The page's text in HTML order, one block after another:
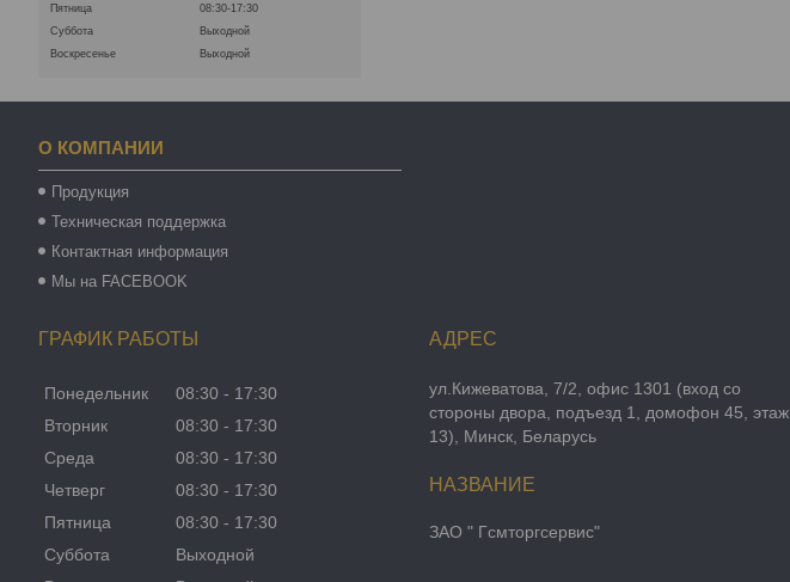
Пятница
08:30-17:30
Суббота
Выходной
Воскресенье
Выходной
О КОМПАНИИ
Продукция
Техническая поддержка
Контактная информация
Мы на FACEBOOK
ГРАФИК РАБОТЫ
Понедельник 08:30
17:30
Вторник
08:30
17:30
Среда
08:30
17:30
Четверг
08:30
17:30
Пятница
08:30
17:30
Суббота
Выходной
ул.Кижеватова, 7/2, офис 1301 (вход со
стороны двора, подъезд 1, домофон 45, этаж
13), Минск, Беларусь
ЗАО " Гсмторгсервис"